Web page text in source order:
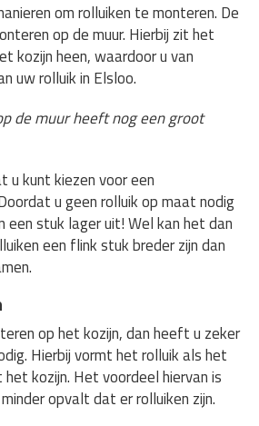
om rolluiken te monteren. De
op de muur. Hierbij zit het
kozijn heen, waardoor u van
uw rolluik in Elsloo.
de muur heeft nog een groot
kunt kiezen voor een
u geen rolluik op maat nodig
stuk lager uit! Wel kan het dan
een flink stuk breder zijn dan
op het kozijn, dan heeft u zeker
Hierbij vormt het rolluik als het
kozijn. Het voordeel hiervan is
opvalt dat er rolluiken zijn.